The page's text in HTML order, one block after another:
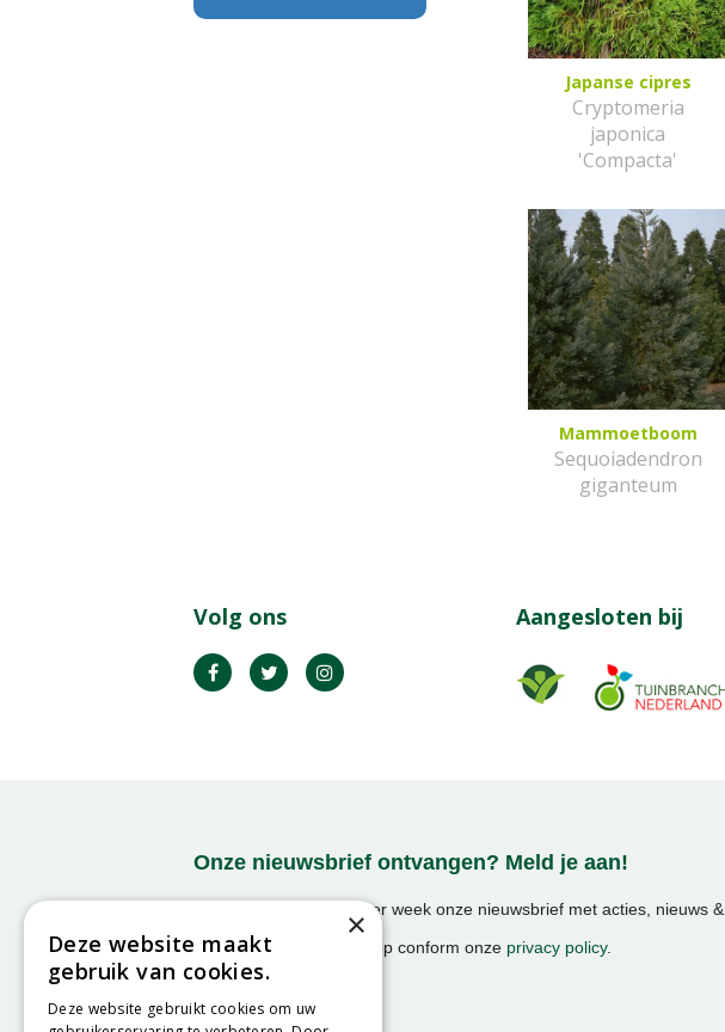
Japanse cipres
Cryptomeria
japonica
'Compacta'
Mammoetboom
Sequoiadendron
giganteum
Volg ons Aangesloten bij
Onze nieuwsbrief ontvangen? Meld je aan!
Ontvang ongeveer 1x per week onze nieuwsbrief met acties, nieuws &
We slaan uw gegevens op conform onze privacy policy.
×
Deze website maakt
gebruik van cookies.
Deze website gebruikt cookies om uw